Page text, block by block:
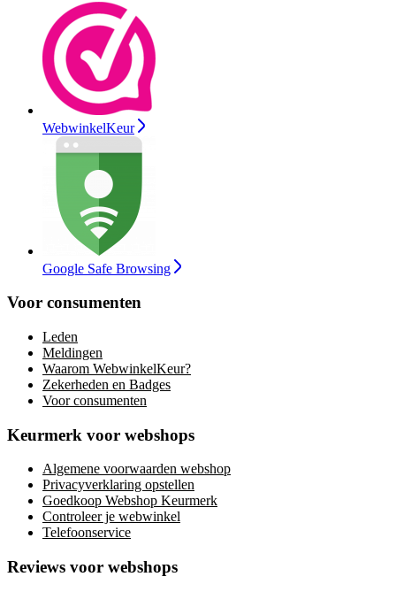
WebwinkelKeur
Google Safe Browsing
Voor consumenten
Leden
Meldingen
Waarom WebwinkelKeur?
Zekerheden en Badges
Voor consumenten
Keurmerk voor webshops
Algemene voorwaarden webshop
Privacyverklaring opstellen
Goedkoop Webshop Keurmerk
Controleer je webwinkel
Telefoonservice
Reviews voor webshops